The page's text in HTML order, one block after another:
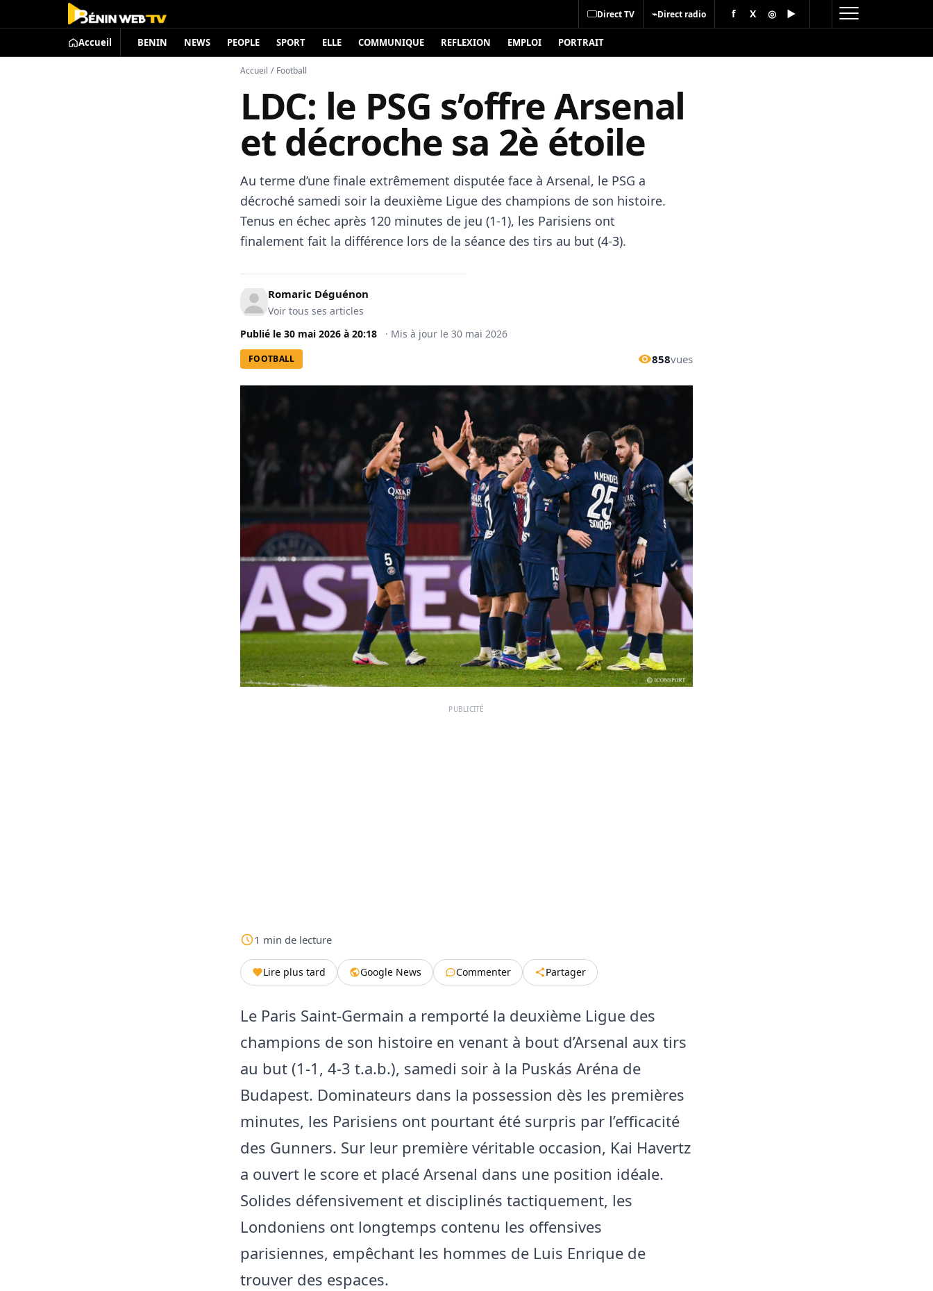
Direct TV ⌁Direct radio f X ◎ ▶
Accueil BENIN NEWS PEOPLE SPORT ELLE COMMUNIQUE REFLEXION EMPLOI PORTRAIT
Accueil / Football
LDC: le PSG s’offre Arsenal
et décroche sa 2è étoile
Au terme d’une finale extrêmement disputée face à Arsenal, le PSG a
décroché samedi soir la deuxième Ligue des champions de son histoire.
Tenus en échec après 120 minutes de jeu (1-1), les Parisiens ont
finalement fait la différence lors de la séance des tirs au but (4-3).
Romaric Déguénon
Voir tous ses articles
Publié le 30 mai 2026 à 20:18 · Mis à jour le 30 mai 2026
FOOTBALL 858vues
PUBLICITÉ
1 min de lecture
Lire plus tard Google News Commenter Partager
Le Paris Saint-Germain a remporté la deuxième Ligue des
champions de son histoire en venant à bout d’Arsenal aux tirs
au but (1-1, 4-3 t.a.b.), samedi soir à la Puskás Aréna de
Budapest. Dominateurs dans la possession dès les premières
minutes, les Parisiens ont pourtant été surpris par l’efficacité
des Gunners. Sur leur première véritable occasion, Kai Havertz
a ouvert le score et placé Arsenal dans une position idéale.
Solides défensivement et disciplinés tactiquement, les
Londoniens ont longtemps contenu les offensives
parisiennes, empêchant les hommes de Luis Enrique de
trouver des espaces.